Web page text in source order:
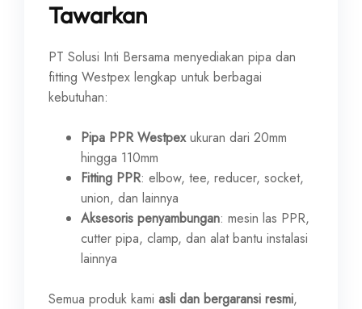
Tawarkan
PT Solusi Inti Bersama menyediakan pipa dan
fitting Westpex lengkap untuk berbagai
kebutuhan:
Pipa PPR Westpexukuran dari 20mm
hingga 110mm
Fitting PPR: elbow, tee, reducer, socket,
union, dan lainnya
Aksesoris penyambungan: mesin las PPR,
cutter pipa, clamp, dan alat bantu instalasi
lainnya
Semua produk kami asli dan bergaransi resmi,